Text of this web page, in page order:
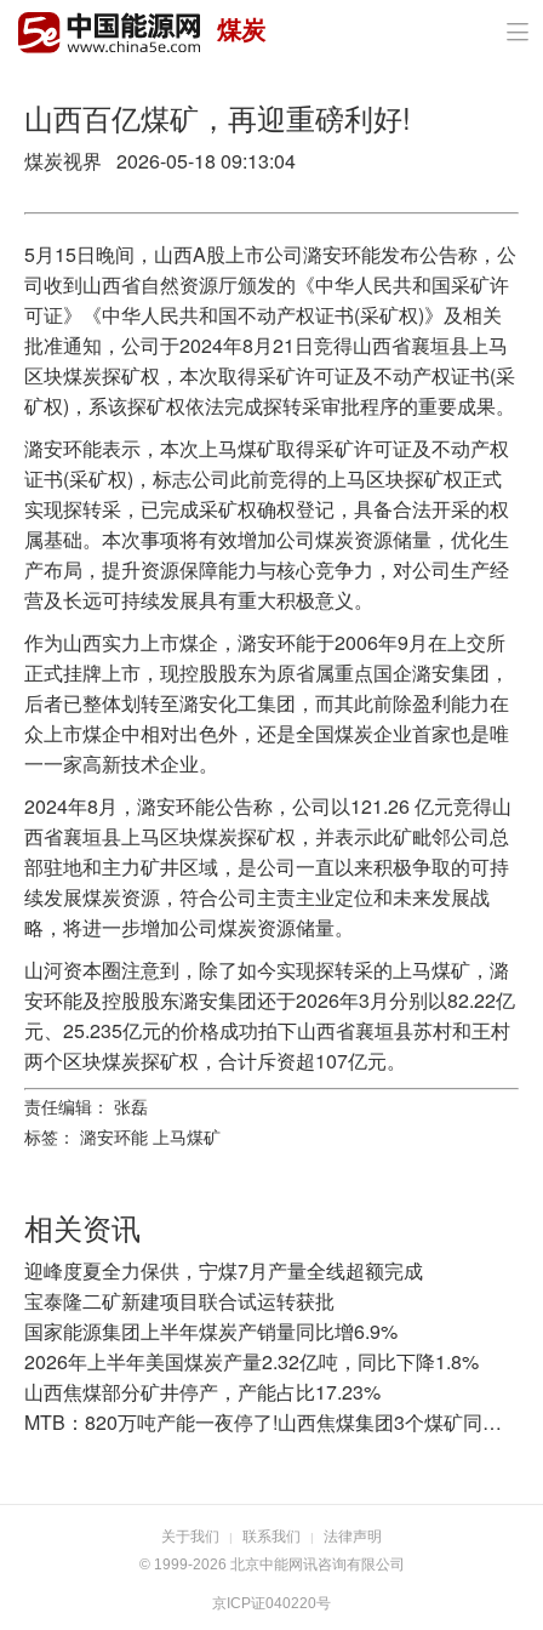
首页
政策与经济
油气
煤炭
电力
新能源
节能环保
分布式能源
煤炭 
山西百亿煤矿，再迎重磅利好!
煤炭视界 2026-05-18 09:13:04
5月15日晚间，山西A股上市公司潞安环能发布公告称，公
司收到山西省自然资源厅颁发的《中华人民共和国采矿许
可证》《中华人民共和国不动产权证书(采矿权)》及相关
批准通知，公司于2024年8月21日竞得山西省襄垣县上马
区块煤炭探矿权，本次取得采矿许可证及不动产权证书(采
矿权)，系该探矿权依法完成探转采审批程序的重要成果。
潞安环能表示，本次上马煤矿取得采矿许可证及不动产权
证书(采矿权)，标志公司此前竞得的上马区块探矿权正式
实现探转采，已完成采矿权确权登记，具备合法开采的权
属基础。本次事项将有效增加公司煤炭资源储量，优化生
产布局，提升资源保障能力与核心竞争力，对公司生产经
营及长远可持续发展具有重大积极意义。
作为山西实力上市煤企，潞安环能于2006年9月在上交所
正式挂牌上市，现控股股东为原省属重点国企潞安集团，
后者已整体划转至潞安化工集团，而其此前除盈利能力在
众上市煤企中相对出色外，还是全国煤炭企业首家也是唯
一一家高新技术企业。
2024年8月，潞安环能公告称，公司以121.26 亿元竞得山
西省襄垣县上马区块煤炭探矿权，并表示此矿毗邻公司总
部驻地和主力矿井区域，是公司一直以来积极争取的可持
续发展煤炭资源，符合公司主责主业定位和未来发展战
略，将进一步增加公司煤炭资源储量。
山河资本圈注意到，除了如今实现探转采的上马煤矿，潞
安环能及控股股东潞安集团还于2026年3月分别以82.22亿
元、25.235亿元的价格成功拍下山西省襄垣县苏村和王村
两个区块煤炭探矿权，合计斥资超107亿元。
责任编辑： 张磊
标签： 潞安环能 上马煤矿
相关资讯
迎峰度夏全力保供，宁煤7月产量全线超额完成
宝泰隆二矿新建项目联合试运转获批
国家能源集团上半年煤炭产销量同比增6.9%
2026年上半年美国煤炭产量2.32亿吨，同比下降1.8%
山西焦煤部分矿井停产，产能占比17.23%
MTB：820万吨产能一夜停了!山西焦煤集团3个煤矿同时停产的背后
关于我们 | 联系我们 |
法律声明
© 1999-2026 北京中能网讯咨询有限公司
京ICP证040220号